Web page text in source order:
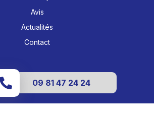
Avis
Actualités
Contact
09 81 47 24 24